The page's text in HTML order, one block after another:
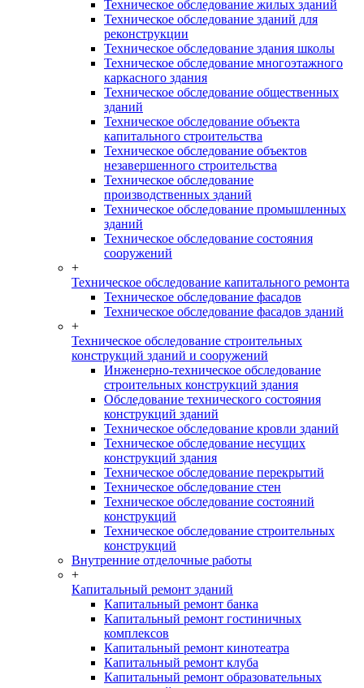
Техническое обследование жилых зданий
Техническое обследование зданий для
реконструкции
Техническое обследование здания школы
Техническое обследование многоэтажного
каркасного здания
Техническое обследование общественных
зданий
Техническое обследование объекта
капитального строительства
Техническое обследование объектов
незавершенного строительства
Техническое обследование
производственных зданий
Техническое обследование промышленных
зданий
Техническое обследование состояния
сооружений
+
Техническое обследование капитального ремонта
Техническое обследование фасадов
Техническое обследование фасадов зданий
+
Техническое обследование строительных
конструкций зданий и сооружений
Инженерно-техническое обследование
строительных конструкций здания
Обследование технического состояния
конструкций зданий
Техническое обследование кровли зданий
Техническое обследование несущих
конструкций здания
Техническое обследование перекрытий
Техническое обследование стен
Техническое обследование состояний
конструкций
Техническое обследование строительных
конструкций
Внутренние отделочные работы
+
Капитальный ремонт зданий
Капитальный ремонт банка
Капитальный ремонт гостиничных
комплексов
Капитальный ремонт кинотеатра
Капитальный ремонт клуба
Капитальный ремонт образовательных